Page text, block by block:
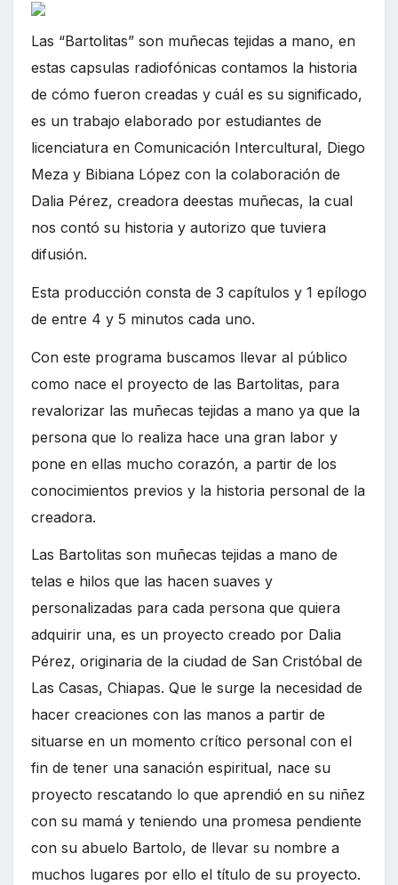
Las “Bartolitas” son muñecas tejidas a mano, en
estas capsulas radiofónicas contamos la historia
de cómo fueron creadas y cuál es su significado,
es un trabajo elaborado por estudiantes de
licenciatura en Comunicación Intercultural, Diego
Meza y Bibiana López con la colaboración de
Dalia Pérez, creadora deestas muñecas, la cual
nos contó su historia y autorizo que tuviera
difusión.
Esta producción consta de 3 capítulos y 1 epílogo
de entre 4 y 5 minutos cada uno.
Con este programa buscamos llevar al público
como nace el proyecto de las Bartolitas, para
revalorizar las muñecas tejidas a mano ya que la
persona que lo realiza hace una gran labor y
pone en ellas mucho corazón, a partir de los
conocimientos previos y la historia personal de la
creadora.
Las Bartolitas son muñecas tejidas a mano de
telas e hilos que las hacen suaves y
personalizadas para cada persona que quiera
adquirir una, es un proyecto creado por Dalia
Pérez, originaria de la ciudad de San Cristóbal de
Las Casas, Chiapas. Que le surge la necesidad de
hacer creaciones con las manos a partir de
situarse en un momento crítico personal con el
fin de tener una sanación espiritual, nace su
proyecto rescatando lo que aprendió en su niñez
con su mamá y teniendo una promesa pendiente
con su abuelo Bartolo, de llevar su nombre a
muchos lugares por ello el título de su proyecto.